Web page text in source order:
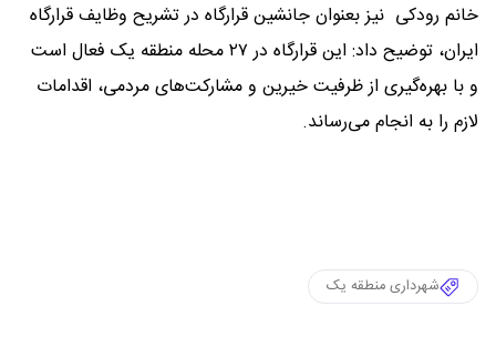
خانم رودکی نیز بعنوان جانشین قرارگاه در تشریح وظایف قرارگاه
ایران، توضیح داد: این قرارگاه در ۲۷ محله منطقه یک فعال است
و با بهره‌گیری از ظرفیت خیرین و مشارکت‌های مردمی، اقدامات
لازم را به انجام می‌رساند.
شهرداری منطقه یک